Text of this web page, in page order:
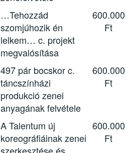
…Tehozzád
szomjúhozik én
lelkem… c. projekt
megvalósítása
600.000
Ft
497 pár bocskor c.
táncszínházi
produkció zenei
anyagának felvétele
600.000
Ft
A Talentum új
koreográfiáinak zenei
600.000
Ft